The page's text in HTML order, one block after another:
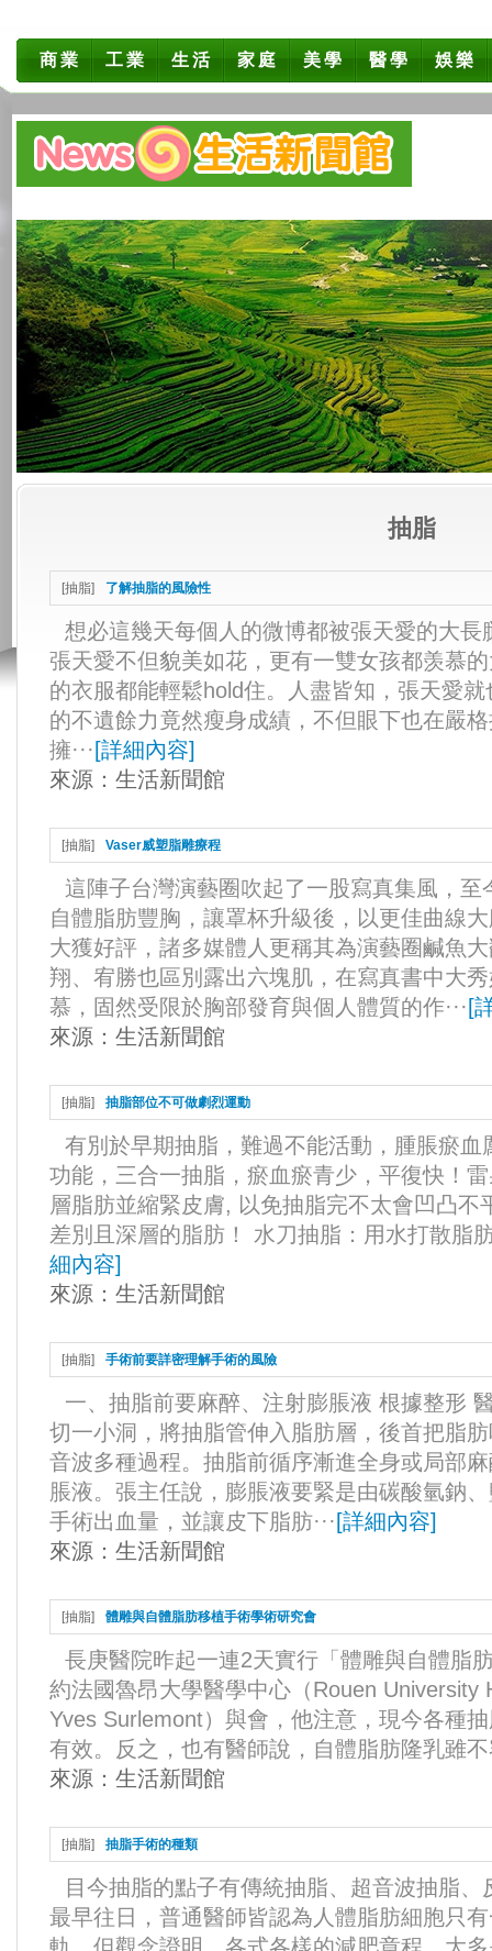
商業 工業 生活 家庭 美學 醫學 娛樂
抽脂
[抽脂] 了解抽脂的風險性
想必這幾天每個人的微博都被張天愛的大
張天愛不但貌美如花，更有一雙女孩都羡慕
的衣服都能輕鬆hold住。人盡皆知，張天愛
的不遺餘力竟然瘦身成績，不但眼下也在
擁··· [詳細內容]
來源： 生活新聞館
[抽脂] Vaser威塑脂雕療程
這陣子台灣演藝圈吹起了一股寫真集風，
自體脂肪豐胸，讓罩杯升級後，以更佳曲線
大獲好評，諸多媒體人更稱其為演藝圈鹹魚
翔、宥勝也區別露出六塊肌，在寫真書中大
慕，固然受限於胸部發育與個人體質的作··· [
來源： 生活新聞館
[抽脂] 抽脂部位不可做劇烈運動
有別於早期抽脂，難過不能活動，腫脹瘀
功能，三合一抽脂，瘀血瘀青少，平復快！
層脂肪並縮緊皮膚, 以免抽脂完不太會凹凸
差別且深層的脂肪！ 水刀抽脂：用水打散脂
細內容]
來源： 生活新聞館
[抽脂] 手術前要詳密理解手術的風險
一、抽脂前要麻醉、注射膨脹液 根據整形
切一小洞，將抽脂管伸入脂肪層，後首把脂
音波多種過程。抽脂前循序漸進全身或局部
脹液。張主任說，膨脹液要緊是由碳酸氫鈉
手術出血量，並讓皮下脂肪··· [詳細內容]
來源： 生活新聞館
[抽脂] 體雕與自體脂肪移植手術學術研究會
長庚醫院昨起一連2天實行「體雕與自體脂
約法國魯昂大學醫學中心（Rouen University
Yves Surlemont）與會，他注意，現今各種
有效。反之，也有醫師說，自體脂肪隆乳雖不
來源： 生活新聞館
[抽脂] 抽脂手術的種類
目今抽脂的點子有傳統抽脂、超音波抽脂
最早往日，普通醫師皆認為人體脂肪細胞只